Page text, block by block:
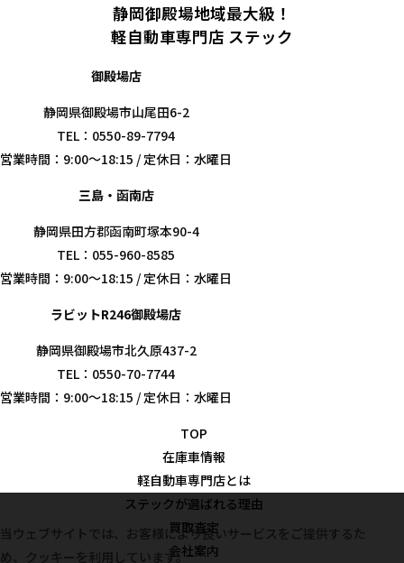
静岡御殿場地域最大級！
軽自動車専門店 ステック
御殿場店
静岡県御殿場市山尾田6-2
TEL：0550-89-7794
営業時間：9:00～18:15 / 定休日：水曜日
三島・函南店
静岡県田方郡函南町塚本90-4
TEL：055-960-8585
営業時間：9:00～18:15 / 定休日：水曜日
ラビットR246御殿場店
静岡県御殿場市北久原437-2
TEL：0550-70-7744
営業時間：9:00～18:15 / 定休日：水曜日
TOP
在庫車情報
軽自動車専門店とは
ステックが選ばれる理由
買取査定
会社案内
当ウェブサイトでは、お客様により良いサービスをご提供するた
め、クッキーを利用しています。